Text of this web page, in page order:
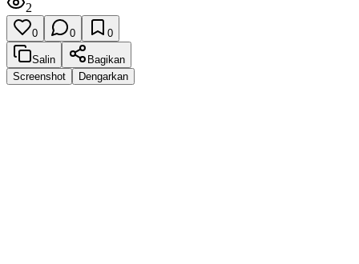
2
0 0 0
Salin
Bagikan
Screenshot
Dengarkan